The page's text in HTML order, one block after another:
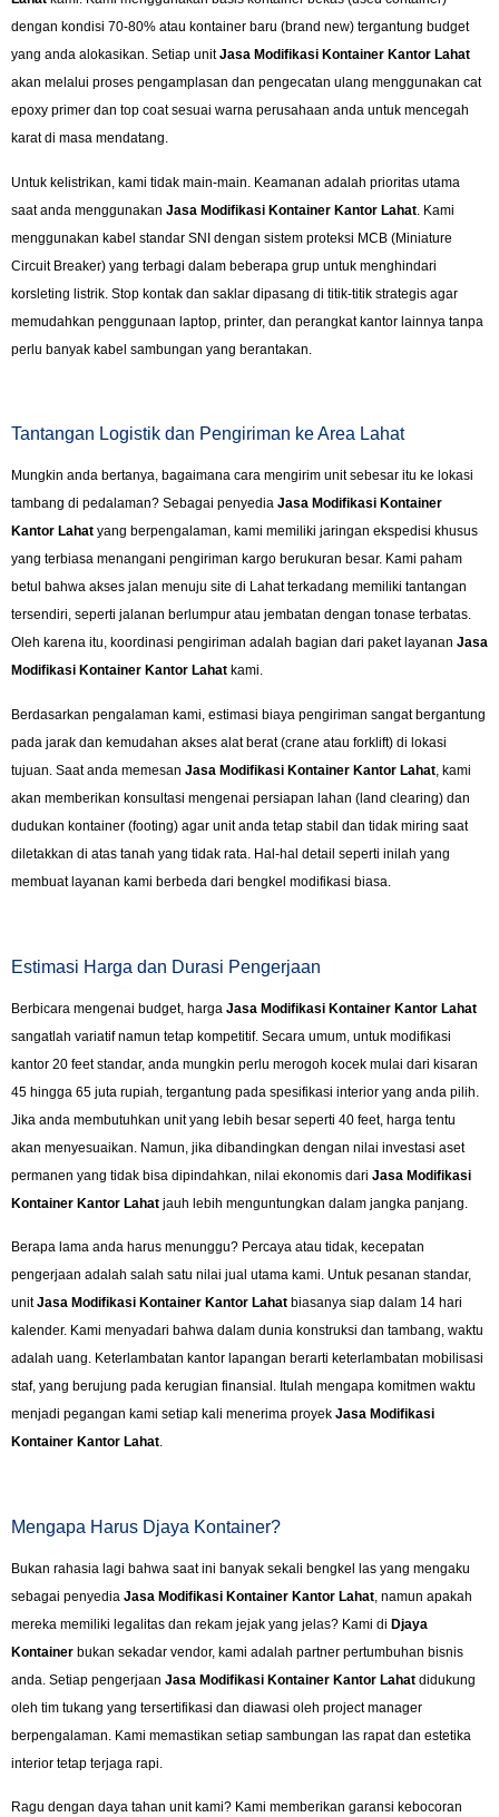
dengan kondisi 70-80% atau kontainer baru (brand new) tergantung budget
yang anda alokasikan. Setiap unitJasa Modifikasi Kontainer Kantor Lahat
akan melalui proses pengamplasan dan pengecatan ulang menggunakan cat
epoxy primer dan top coat sesuai warna perusahaan anda untuk mencegah
karat di masa mendatang.
Untuk kelistrikan, kami tidak main-main. Keamanan adalah prioritas utama
saat anda menggunakan Jasa Modifikasi Kontainer Kantor Lahat . Kami
menggunakan kabel standar SNI dengan sistem proteksi MCB (Miniature
Circuit Breaker) yang terbagi dalam beberapa grup untuk menghindari
korsleting listrik. Stop kontak dan saklar dipasang di titik-titik strategis agar
memudahkan penggunaan laptop, printer, dan perangkat kantor lainnya tanpa
perlu banyak kabel sambungan yang berantakan.
Tantangan Logistik dan Pengiriman ke Area Lahat
Mungkin anda bertanya, bagaimana cara mengirim unit sebesar itu ke lokasi
tambang di pedalaman? Sebagai penyedia Jasa Modifikasi Kontainer
Kantor Lahat yang berpengalaman, kami memiliki jaringan ekspedisi khusus
yang terbiasa menangani pengiriman kargo berukuran besar. Kami paham
betul bahwa akses jalan menuju site di Lahat terkadang memiliki tantangan
tersendiri, seperti jalanan berlumpur atau jembatan dengan tonase terbatas.
Oleh karena itu, koordinasi pengiriman adalah bagian dari paket layanan Jasa
Modifikasi Kontainer Kantor Lahat kami.
Berdasarkan pengalaman kami, estimasi biaya pengiriman sangat bergantung
pada jarak dan kemudahan akses alat berat (crane atau forklift) di lokasi
tujuan. Saat anda memesan Jasa Modifikasi Kontainer Kantor Lahat, kami
akan memberikan konsultasi mengenai persiapan lahan (land clearing) dan
dudukan kontainer (footing) agar unit anda tetap stabil dan tidak miring saat
diletakkan di atas tanah yang tidak rata. Hal-hal detail seperti inilah yang
membuat layanan kami berbeda dari bengkel modifikasi biasa.
Estimasi Harga dan Durasi Pengerjaan
Berbicara mengenai budget, harga Jasa Modifikasi Kontainer Kantor Lahat
sangatlah variatif namun tetap kompetitif. Secara umum, untuk modifikasi
kantor 20 feet standar, anda mungkin perlu merogoh kocek mulai dari kisaran
45 hingga 65 juta rupiah, tergantung pada spesifikasi interior yang anda pilih.
Jika anda membutuhkan unit yang lebih besar seperti 40 feet, harga tentu
akan menyesuaikan. Namun, jika dibandingkan dengan nilai investasi aset
permanen yang tidak bisa dipindahkan, nilai ekonomis dari Jasa Modifikasi
Kontainer Kantor Lahat jauh lebih menguntungkan dalam jangka panjang.
Berapa lama anda harus menunggu? Percaya atau tidak, kecepatan
pengerjaan adalah salah satu nilai jual utama kami. Untuk pesanan standar,
unitJasa Modifikasi Kontainer Kantor Lahat biasanya siap dalam 14 hari
kalender. Kami menyadari bahwa dalam dunia konstruksi dan tambang, waktu
adalah uang. Keterlambatan kantor lapangan berarti keterlambatan mobilisasi
staf, yang berujung pada kerugian finansial. Itulah mengapa komitmen waktu
menjadi pegangan kami setiap kali menerima proyek Jasa Modifikasi
Kontainer Kantor Lahat.
Mengapa Harus Djaya Kontainer?
Bukan rahasia lagi bahwa saat ini banyak sekali bengkel las yang mengaku
sebagai penyedia Jasa Modifikasi Kontainer Kantor Lahat , namun apakah
mereka memiliki legalitas dan rekam jejak yang jelas? Kami di Djaya
Kontainer bukan sekadar vendor, kami adalah partner pertumbuhan bisnis
anda. Setiap pengerjaan Jasa Modifikasi Kontainer Kantor Lahat didukung
oleh tim tukang yang tersertifikasi dan diawasi oleh project manager
berpengalaman. Kami memastikan setiap sambungan las rapat dan estetika
interior tetap terjaga rapi.
Ragu dengan daya tahan unit kami? Kami memberikan garansi kebocoran